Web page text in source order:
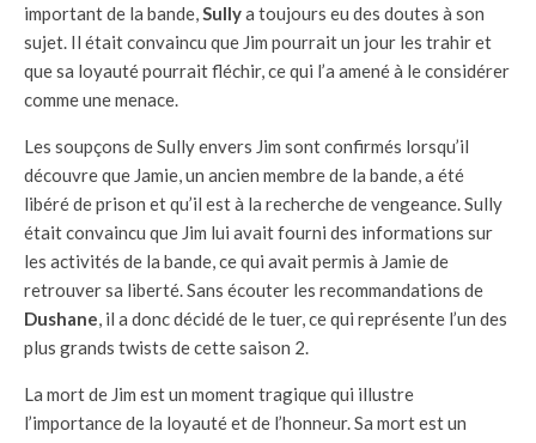
important de la bande,Sullya toujours eu des doutes à son
sujet. Il était convaincu que Jim pourrait un jour les trahir et
que sa loyauté pourrait fléchir, ce qui l’a amené à le considérer
comme une menace.
Les soupçons de Sully envers Jim sont confirmés lorsqu’il
découvre que Jamie, un ancien membre de la bande, a été
libéré de prison et qu’il est à la recherche de vengeance. Sully
était convaincu que Jim lui avait fourni des informations sur
les activités de la bande, ce qui avait permis à Jamie de
retrouver sa liberté. Sans écouter les recommandations de
Dushane, il a donc décidé de le tuer, ce qui représente l’un des
plus grands twists de cette saison 2.
La mort de Jim est un moment tragique qui illustre
l’importance de la loyauté et de l’honneur. Sa mort est un